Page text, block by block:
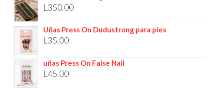
L 350.00
Uñas Press On Dudustrong para pies
L 35.00
uñas Press On False Nail
L 45.00